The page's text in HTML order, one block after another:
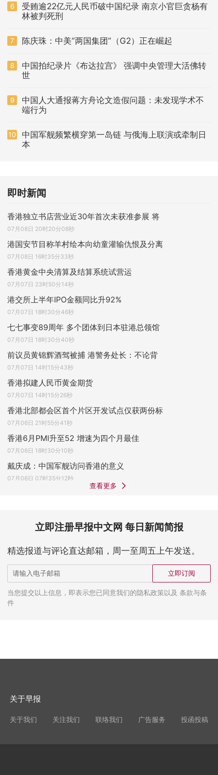
6
受贿逾22亿元人民币破中国纪录 南京小官巨贪杨有
林被判死刑
7 陈庆珠：中美“两国集团”（G2）正在崛起
8
中国拍纪录片《布达拉宫》 强调中央管理大活佛转
世
9
中国人大通报蒋方舟论文造假问题：未发现学术不
端行为
10
中国军舰频繁横穿第一岛链 与俄海上联演或牵制日
本
即时新闻
香港独立书店营业近30年首次未获准参展 将
07月08日 20时20分08秒
港国安节目称羊村绘本向幼童灌输仇恨及分离
07月08日 16时35分33秒
香港黄金中央清算及结算系统试营运
07月07日 23时50分14秒
港交所上半年IPO金额同比升92%
07月07日 18时30分46秒
七七事变89周年 多个团体到日本驻港总领馆
07月07日 18时30分40秒
前议员黄锦辉酒驾被捕 港警务处长：不论背
07月07日 14时15分43秒
香港拟建人民币黄金期货
07月07日 14时15分26秒
香港北部都会区首个片区开发试点仅获两份标
07月06日 21时55分41秒
香港6月PMI升至52 增速为四个月最佳
07月06日 18时30分10秒
戴庆成：中国军舰访问香港的意义
07月06日 07时35分12秒
查看更多
立即注册早报中文网 每日新闻简报
精选报道与评论直达邮箱，周一至周五上午发送。
立即订阅
当您提交以上信息，即表示您已同意我们的隐私政策以及 条款与条
件
关于早报
关于我们 关注我们 联络我们 广告服务 投函投稿